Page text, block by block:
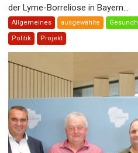
der Lyme-Borreliose in Bayern...
Allgemeines ausgewählte
Politik Projekt